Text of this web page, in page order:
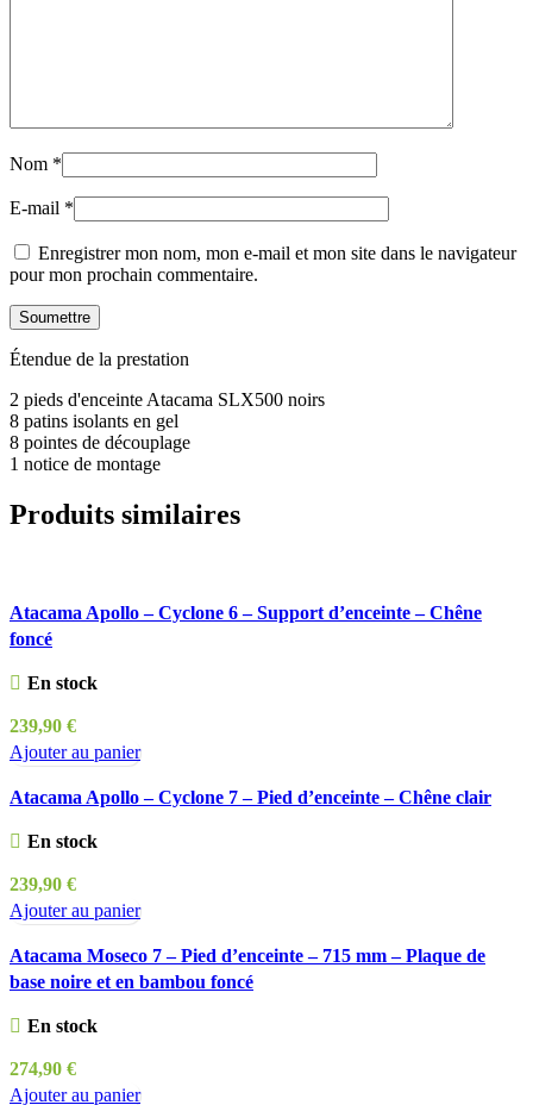
Nom *
E-mail *
Enregistrer mon nom, mon e-mail et mon site dans le navigateur
pour mon prochain commentaire.
Étendue de la prestation
2 pieds d'enceinte Atacama SLX500 noirs
8 patins isolants en gel
8 pointes de découplage
1 notice de montage
Produits similaires
Atacama Apollo – Cyclone 6 – Support d’enceinte – Chêne
foncé
En stock
239,90 €
Ajouter au panier
Atacama Apollo – Cyclone 7 – Pied d’enceinte – Chêne clair
En stock
239,90 €
Ajouter au panier
Atacama Moseco 7 – Pied d’enceinte – 715 mm – Plaque de
base noire et en bambou foncé
En stock
274,90 €
Ajouter au panier